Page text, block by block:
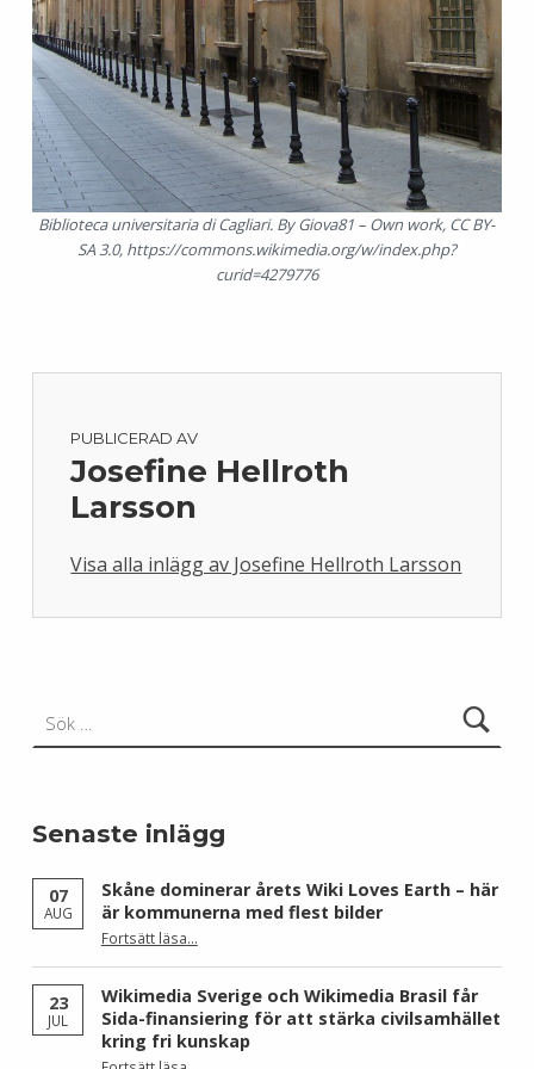
Biblioteca universitaria di Cagliari. By Giova81 – Own work, CC BY-
SA 3.0, https://commons.wikimedia.org/w/index.php?
curid=4279776
PUBLICERAD AV
Josefine Hellroth
Larsson
Visa alla inlägg av Josefine Hellroth Larsson
Skip back to main navigation
Senaste inlägg
07
AUG
Skåne dominerar årets Wiki Loves Earth – här
är kommunerna med flest bilder
Fortsätt läsa“Skåne dominerar årets Wiki Loves Earth – här är kommunerna med flest bilder”
…
23
JUL
Wikimedia Sverige och Wikimedia Brasil får
Sida-finansiering för att stärka civilsamhället
kring fri kunskap